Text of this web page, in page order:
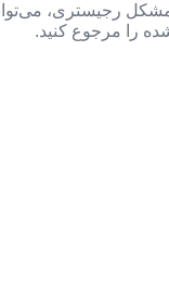
رجیستری،